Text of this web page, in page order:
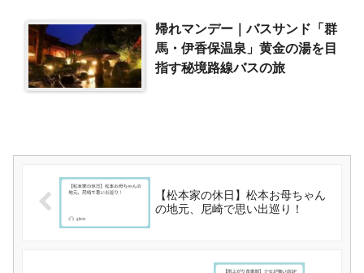
帰れマンデー｜バスサンド「群
馬・伊香保温泉」黄金の湯を目
指す秘境路線バスの旅
【松本家の休日】松本お母ちゃん
の地元、尼崎で思い出巡り！